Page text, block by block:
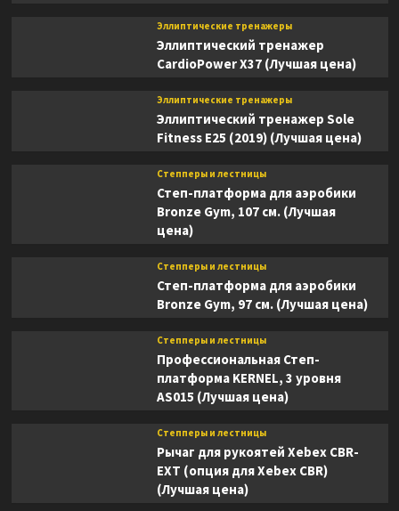
Эллиптические тренажеры
Эллиптический тренажер
CardioPower X37 (Лучшая цена)
Эллиптические тренажеры
Эллиптический тренажер Sole
Fitness E25 (2019) (Лучшая цена)
Степперы и лестницы
Степ-платформа для аэробики
Bronze Gym, 107 см. (Лучшая
цена)
Степперы и лестницы
Степ-платформа для аэробики
Bronze Gym, 97 см. (Лучшая цена)
Степперы и лестницы
Профессиональная Степ-
платформа KERNEL, 3 уровня
AS015 (Лучшая цена)
Степперы и лестницы
Рычаг для рукоятей Xebex CBR-
EXT (опция для Xebex CBR)
(Лучшая цена)